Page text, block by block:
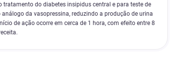
do diabetes insipidus central e para teste de
da vasopressina, reduzindo a produção de urina
de ação ocorre em cerca de 1 hora, com efeito entre 8